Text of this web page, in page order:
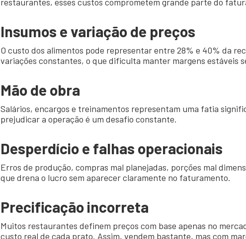
Insumos e variação de preços
O custo dos alimentos pode representar entre 28% e 40% da
variações constantes, o que dificulta manter margens estáveis
Mão de obra
Salários, encargos e treinamentos representam uma fatia
prejudicar a operação é um desafio constante.
Desperdício e falhas operacionais
Erros de produção, compras mal planejadas, porções mal
que drena o lucro sem aparecer claramente no faturamento.
Precificação incorreta
Muitos restaurantes definem preços com base apenas no
custo real de cada prato. Assim, vendem bastante, mas com